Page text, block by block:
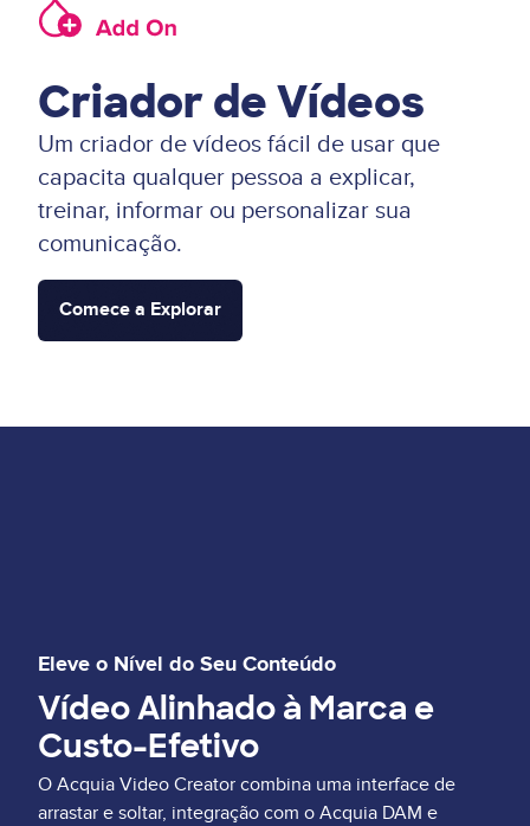
Image
Criador de Vídeos
Um criador de vídeos fácil de usar que
capacita qualquer pessoa a explicar,
treinar, informar ou personalizar sua
comunicação.
Comece a Explorar
Eleve o Nível do Seu Conteúdo
Vídeo Alinhado à Marca e
Custo-Efetivo
O Acquia Video Creator combina uma interface de
arrastar e soltar, integração com o Acquia DAM e